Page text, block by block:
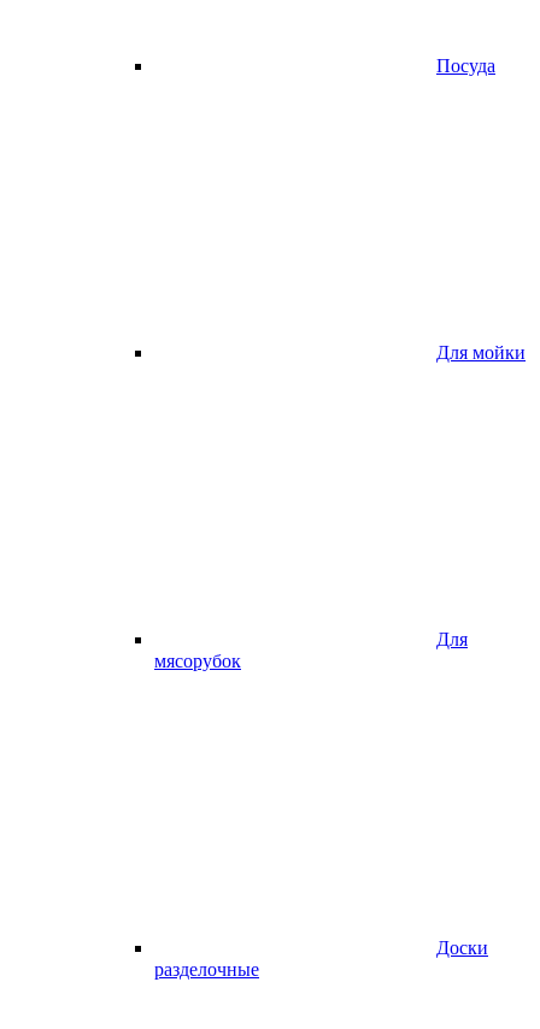
Посуда
Для мойки
Для
мясорубок
Доски
разделочные